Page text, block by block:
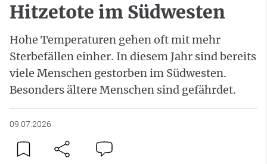
Hitzetote im Südwesten
Hohe Temperaturen gehen oft mit mehr
Sterbefällen einher. In diesem Jahr sind bereits
viele Menschen gestorben im Südwesten.
Besonders ältere Menschen sind gefährdet.
09.07.2026